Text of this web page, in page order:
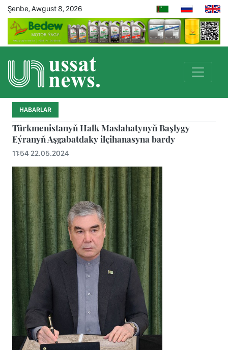
Şenbe, Awgust 8, 2026
HABARLAR
Türkmenistanyň Halk Maslahatynyň Başlygy
Eýranyň Aşgabatdaky ilçihanasyna bardy
11:54 22.05.2024